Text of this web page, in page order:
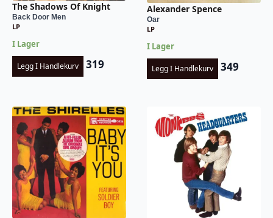
The Shadows Of Knight
Back Door Men
LP
I Lager
Legg I Handlekurv 319
Alexander Spence
Oar
LP
I Lager
Legg I Handlekurv 349